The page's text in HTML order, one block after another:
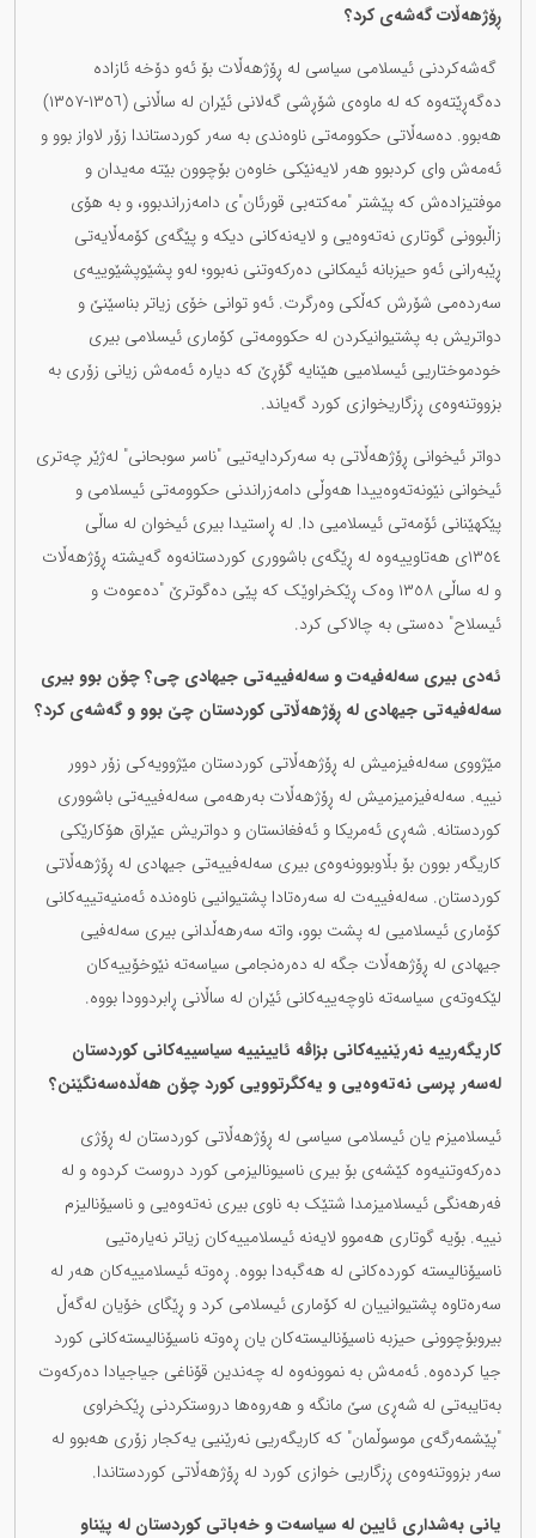
ڕۆژهەڵات گەشەی کرد؟
گەشەکردنی ئیسلامی سیاسی لە ڕۆژهەڵات بۆ ئەو دۆخە ئازادە
دەگەڕێتەوە کە لە ماوەی شۆڕشی گەلانی ئێران لە ساڵانی (١٣٥٦-١٣٥٧)
هەبوو. دەسەڵاتی حکوومەتی ناوەندی بە سەر کوردستاندا زۆر لاواز بوو و
ئەمەش وای کردبوو هەر لایەنێکی خاوەن بۆچوون بێتە مەیدان و
موفتیزادەش کە پێشتر "مەکتەبی قورئان"ی دامەزراندبوو، و بە هۆی
زاڵبوونی گوتاری نەتەوەیی و لایەنەکانی دیکە و پێگەی کۆمەڵایەتی
ڕێبەرانی ئەو حیزبانە ئیمکانی دەرکەوتنی نەبوو؛ لەو پشێوپشێوییەی
سەردەمی شۆرش کەڵکی وەرگرت. ئەو توانی خۆی زیاتر بناسێنێ و
دواتریش بە پشتیوانیکردن لە حکوومەتی کۆماری ئیسلامی بیری
خودموختاریی ئیسلامیی هێنایە گۆڕێ کە دیارە ئەمەش زیانی زۆری بە
بزووتنەوەی ڕزگاریخوازی کورد گەیاند.
دواتر ئیخوانی ڕۆژهەڵاتی بە سەرکردایەتیی "ناسر سوبحانی" لەژێر چەتری
ئیخوانی نێونەتەوەییدا هەوڵی دامەزراندنی حکوومەتی ئیسلامی و
پێکهێنانی ئۆمەتی ئیسلامیی دا. لە ڕاستیدا بیری ئیخوان لە ساڵی
١٣٥٤ی هەتاوییەوە لە ڕێگەی باشووری کوردستانەوە گەیشتە ڕۆژهەڵات
و لە ساڵی ١٣٥٨ وەک ڕێکخراوێک کە پێی دەگوترێ "دەعوەت و
ئیسلاح" دەستی بە چالاکی کرد.
ئەدی بیری سەلەفیەت و سەلەفییەتی جیهادی چی؟ چۆن بوو بیری
سەلەفیەتی جیهادی لە ڕۆژهەڵاتی کوردستان چێ بوو و گەشەی کرد؟
مێژووی سەلەفیزمیش لە ڕۆژهەڵاتی کوردستان مێژوویەکی زۆر دوور
نییە. سەلەفیزمیزمیش لە ڕۆژهەڵات بەرهەمی سەلەفییەتی باشووری
کوردستانە. شەڕی ئەمریکا و ئەفغانستان و دواتریش عێراق هۆکارێکی
کاریگەر بوون بۆ بڵاوبوونەوەی بیری سەلەفییەتی جیهادی لە ڕۆژهەڵاتی
کوردستان. سەلەفییەت لە سەرەتادا پشتیوانیی ناوەندە ئەمنیەتییەکانی
کۆماری ئیسلامیی لە پشت بوو، واتە سەرهەڵدانی بیری سەلەفیی
جیهادی لە ڕۆژهەڵات جگە لە دەرەنجامی سیاسەتە نێوخۆییەکان
لێکەوتەی سیاسەتە ناوچەییەکانی ئێران لە ساڵانی ڕابردوودا بووە.
کاریگەرییە نەرێنییەکانی بزاڤە ئایینییە سیاسییەکانی کوردستان
لەسەر پرسی نەتەوەیی و یەکگرتوویی کورد چۆن هەڵدەسەنگێنن؟
ئیسلامیزم یان ئیسلامی سیاسی لە ڕۆژهەڵاتی کوردستان لە ڕۆژی
دەرکەوتنیەوە کێشەی بۆ بیری ناسیونالیزمی کورد دروست کردوە و لە
فەرهەنگی ئیسلامیزمدا شتێک بە ناوی بیری نەتەوەیی و ناسیۆنالیزم
نییە. بۆیە گوتاری هەموو لایەنە ئیسلامییەکان زیاتر نەیارەتیی
ناسیۆنالیستە کوردەکانی لە هەگبەدا بووە. ڕەوتە ئیسلامییەکان هەر لە
سەرەتاوە پشتیوانییان لە کۆماری ئیسلامی کرد و ڕێگای خۆیان لەگەڵ
بیروبۆچوونی حیزبە ناسیۆنالیستەکان یان ڕەوتە ناسیۆنالیستەکانی کورد
جیا کردەوە. ئەمەش بە نموونەوە لە چەندین قۆناغی جیاجیادا دەرکەوت
بەتایبەتی لە شەڕی سێ مانگە و هەروەها دروستکردنی ڕێکخراوی
"پێشمەرگەی موسوڵمان" کە کاریگەریی نەرێنیی یەکجار زۆری هەبوو لە
سەر بزووتنەوەی ڕزگاریی خوازی کورد لە ڕۆژهەڵاتی کوردستاندا.
یانی بەشداری ئایین لە سیاسەت و خەباتی کوردستان لە پێناو